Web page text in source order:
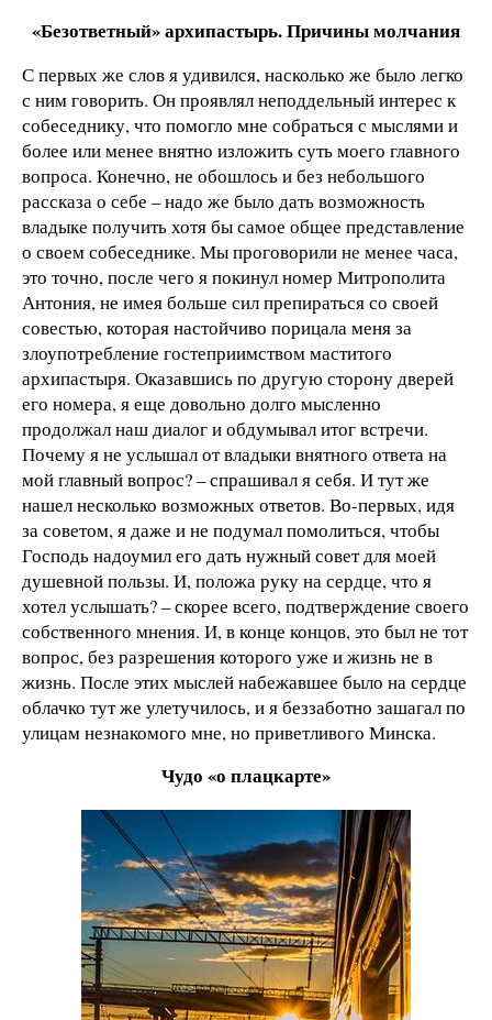
«Безответный» архипастырь. Причины молчания
С первых же слов я удивился, насколько же было легко
с ним говорить. Он проявлял неподдельный интерес к
собеседнику, что помогло мне собраться с мыслями и
более или менее внятно изложить суть моего главного
вопроса. Конечно, не обошлось и без небольшого
рассказа о себе – надо же было дать возможность
владыке получить хотя бы самое общее представление
о своем собеседнике. Мы проговорили не менее часа,
это точно, после чего я покинул номер Митрополита
Антония, не имея больше сил препираться со своей
совестью, которая настойчиво порицала меня за
злоупотребление гостеприимством маститого
архипастыря. Оказавшись по другую сторону дверей
его номера, я еще довольно долго мысленно
продолжал наш диалог и обдумывал итог встречи.
Почему я не услышал от владыки внятного ответа на
мой главный вопрос? – спрашивал я себя. И тут же
нашел несколько возможных ответов. Во-первых, идя
за советом, я даже и не подумал помолиться, чтобы
Господь надоумил его дать нужный совет для моей
душевной пользы. И, положа руку на сердце, что я
хотел услышать? – скорее всего, подтверждение своего
собственного мнения. И, в конце концов, это был не тот
вопрос, без разрешения которого уже и жизнь не в
жизнь. После этих мыслей набежавшее было на сердце
облачко тут же улетучилось, и я беззаботно зашагал по
улицам незнакомого мне, но приветливого Минска.
Чудо «о плацкарте»